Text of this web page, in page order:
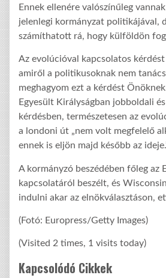
Ennek ellenére valószínűleg
jelenlegi kormányzat politikájával,
számíthatott rá, hogy külföldön
Az evolúcióval kapcsolatos
amiről a politikusoknak nem
meghagyom ezt a kérdést
Egyesült Királyságban jobboldali
kérdésben, természetesen az
a londoni út „nem volt megfelelő
ennek is eljön majd később az
A kormányzó beszédében főleg az
kapcsolatáról beszélt, és
indulni akar az elnökválasztáson,
(Fotó: Europress/Getty Images)
(Visited 2 times, 1 visits today)
Kapcsolódó Cikkek